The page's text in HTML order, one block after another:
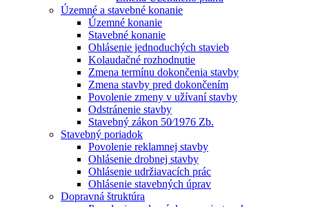
Územné a stavebné konanie
Územné konanie
Stavebné konanie
Ohlásenie jednoduchých stavieb
Kolaudačné rozhodnutie
Zmena termínu dokončenia stavby
Zmena stavby pred dokončením
Povolenie zmeny v užívaní stavby
Odstránenie stavby
Stavebný zákon 50⁄1976 Zb.
Stavebný poriadok
Povolenie reklamnej stavby
Ohlásenie drobnej stavby
Ohlásenie udržiavacích prác
Ohlásenie stavebných úprav
Dopravná štruktúra